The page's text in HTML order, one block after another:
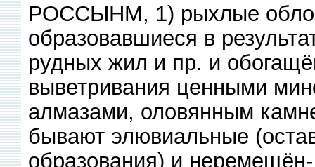
РОССЫНМ, 1) рыхлые
образовавшиеся в
рудных жил и пр. и
выветривания ценными
алмазами, оловянным
бывают элювиальные
образования) и неремещён-